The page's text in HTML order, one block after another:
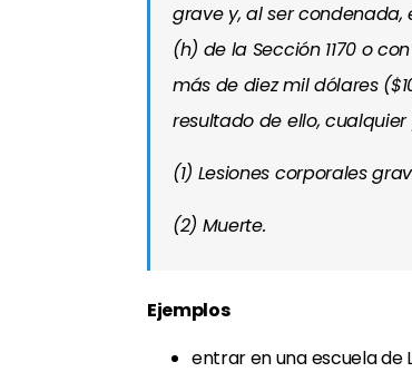
grave y, al ser condenada,
(h) de la Sección 1170 o
más de diez mil dólares
resultado de ello,
(1) Lesiones corporales
(2) Muerte.
Ejemplos
entrar en una escuela de